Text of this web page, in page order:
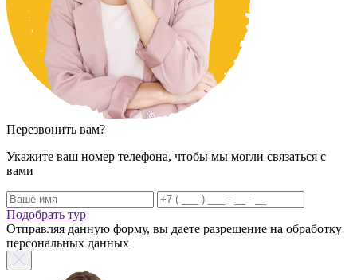
Перезвонить вам?
Укажите ваш номер телефона, чтобы мы могли связаться с
вами
Подобрать тур
Отправляя данную форму, вы даете разрешение на обработку
персональных данных